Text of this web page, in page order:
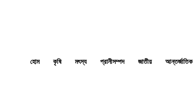
হোম কৃষি মৎস্য প্রানীসম্পদ জাতীয় আন্তর্জাতিক